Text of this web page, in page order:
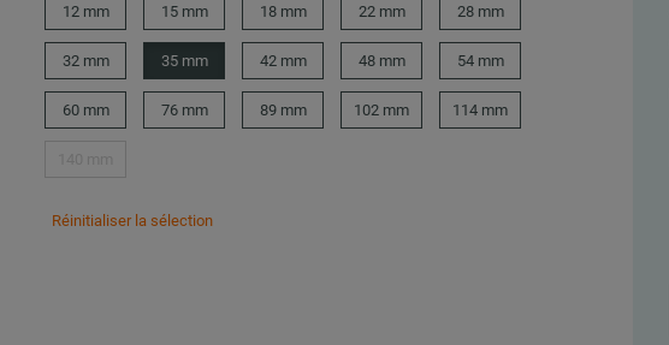
12 mm 15 mm 18 mm 22 mm 28 mm
32 mm 35 mm 42 mm 48 mm 54 mm
60 mm 76 mm 89 mm 102 mm 114 mm
Réinitialiser la sélection